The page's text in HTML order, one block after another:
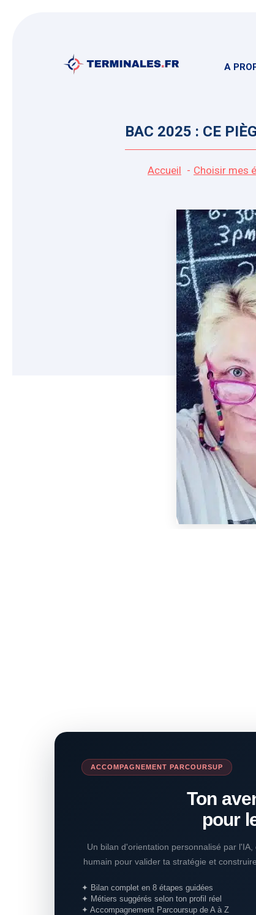
A
BAC 2025 : CE
Accueil Choisir mes
ACCOMPAGNEMENT PARCOURSUP
Ton
pour
Un bilan d'orientation personnalisé par
humain pour valider ta stratégie et
✦ Bilan complet en 8 étapes guidées
✦ Métiers suggérés selon ton profil réel
✦ Accompagnement Parcoursup de A à Z